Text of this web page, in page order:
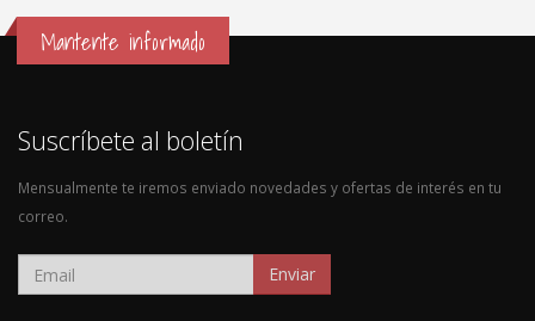
Mantente informado
Suscríbete al boletín
Mensualmente te iremos enviado novedades y ofertas de interés en tu
correo.
Enviar